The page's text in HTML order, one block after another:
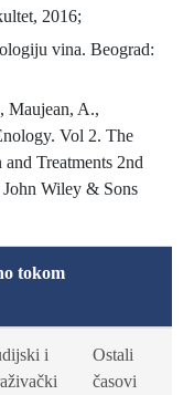
2016;
vina. Beograd:
Maujean, A.,
Vol 2. The
Treatments 2nd
Wiley & Sons
tokom
i
Ostali
časovi